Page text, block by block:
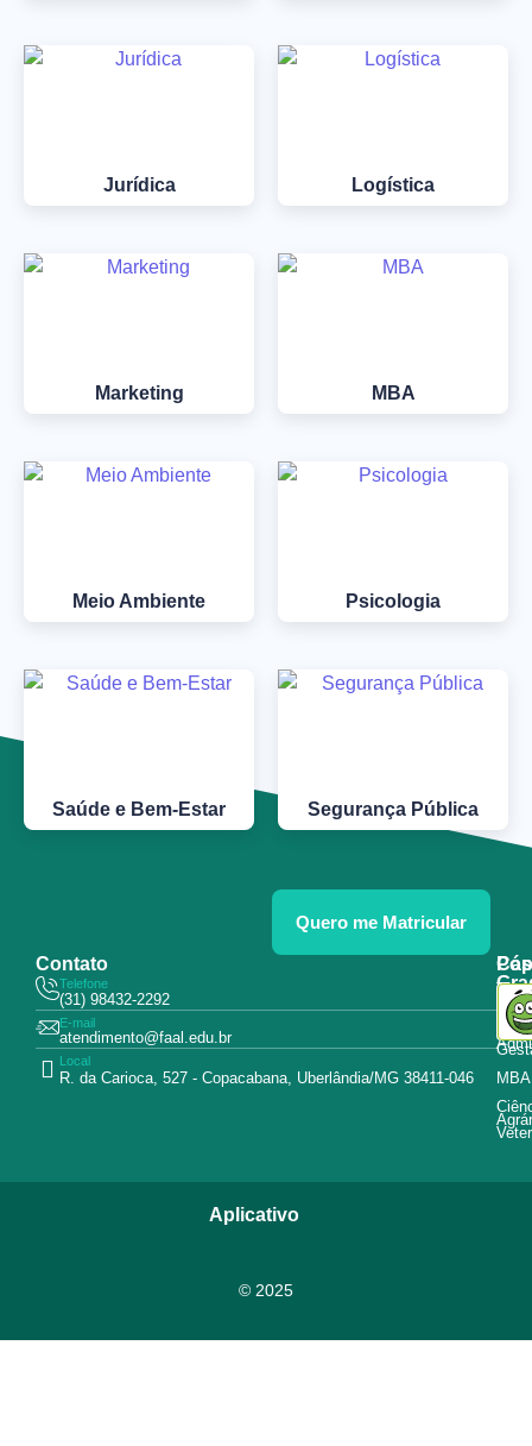
Jurídica Logística
Marketing MBA
Meio Ambiente Psicologia
Saúde e Bem-Estar Segurança Pública
Quero me Matricular
Contato
Telefone
(31) 98432-2292
E-mail
atendimento@faal.edu.br
Local
R. da Carioca, 527 - Copacabana, Uberlândia/MG 38411-046
MBA
© 2025
Aplicativo